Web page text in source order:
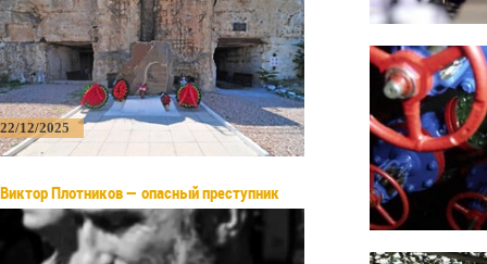
22/12/2025
Виктор Плотников — опасный преступник